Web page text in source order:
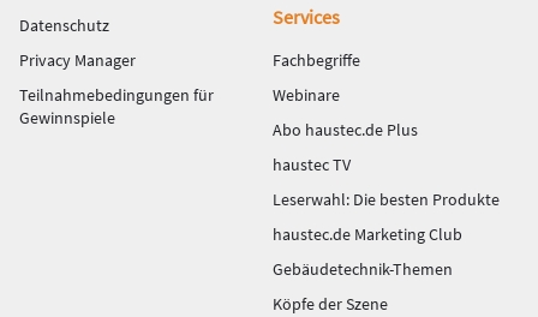
Datenschutz
Privacy Manager
Teilnahmebedingungen für
Gewinnspiele
Services
Fachbegriffe
Webinare
Abo haustec.de Plus
haustec TV
Leserwahl: Die besten Produkte
haustec.de Marketing Club
Gebäudetechnik-Themen
Köpfe der Szene